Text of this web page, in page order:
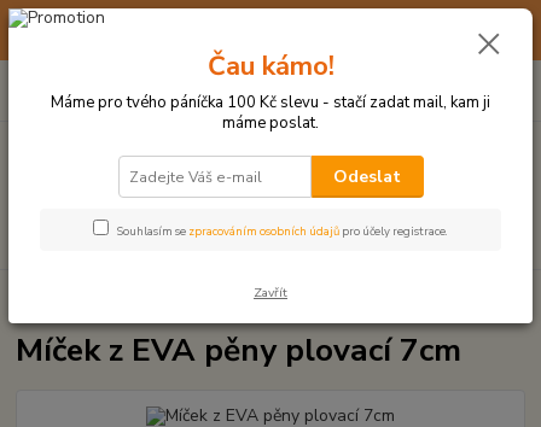
☀️ 10. - 14. SRPNA 2026 MÁME DOVOLENOU ☀️ OBJEDNÁVKY
Hledat
po–pá: 9–17 hod.
za0 Kč
MÍČKY, APORTY, TALÍŘE, HÁZEČE
Míček z EVA pěny plovací 7cm
Čau kámo!
Máme pro tvého páníčka 100 Kč slevu - stačí zadat mail, kam ji
máme poslat.
Odeslat
Souhlasím se zpracováním osobních údajů pro účely registrace.
Zavřít